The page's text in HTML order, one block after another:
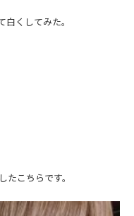
くしてみた。
こちらです。